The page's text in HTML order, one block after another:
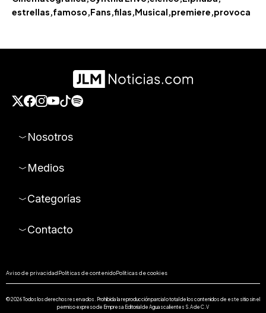
estrellas famoso Fans filas Musical premiere provoca
Nosotros
Medios
Categorías
Contacto
Aviso de privacidadPolíticas de contenidoPolíticas de cookies
© 2026 Todos los derechos reservados. Prohibida la reproducción parcial o total de los contenidos de este sitio sin el
permiso expreso de Empresa Editorial de Aguascalientes S.A de C.V